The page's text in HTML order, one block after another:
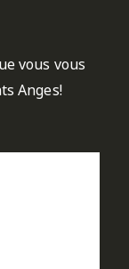
vous vous
Anges!